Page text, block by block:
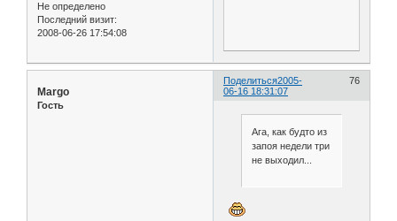
Не определено
Последний визит:
2008-06-26 17:54:08
Поделиться 76
2005-
06-16 18:31:07
Margo
Гость
Ага, как будто из
запоя недели три
не выходил...